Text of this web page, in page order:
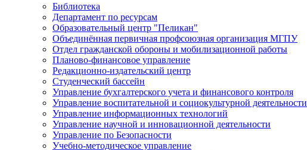
Библиотека
Департамент по ресурсам
Образовательный центр "Пеликан"
Объединённая первичная профсоюзная организация МГПУ
Отдел гражданской обороны и мобилизационной работы
Планово-финансовое управление
Редакционно-издательский центр
Студенческий бассейн
Управление бухгалтерского учета и финансового контроля
Управление воспитательной и социокультурной деятельности
Управление информационных технологий
Управление научной и инновационной деятельности
Управление по Безопасности
Учебно-методическое управление